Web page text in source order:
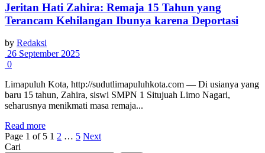
Jeritan Hati Zahira: Remaja 15 Tahun yang
Terancam Kehilangan Ibunya karena Deportasi
by Redaksi
26 September 2025
0
Limapuluh Kota, http://sudutlimapuluhkota.com — Di usianya yang
baru 15 tahun, Zahira, siswi SMPN 1 Situjuah Limo Nagari,
seharusnya menikmati masa remaja...
Read more
Page 1 of 5 1 2 … 5 Next
Cari